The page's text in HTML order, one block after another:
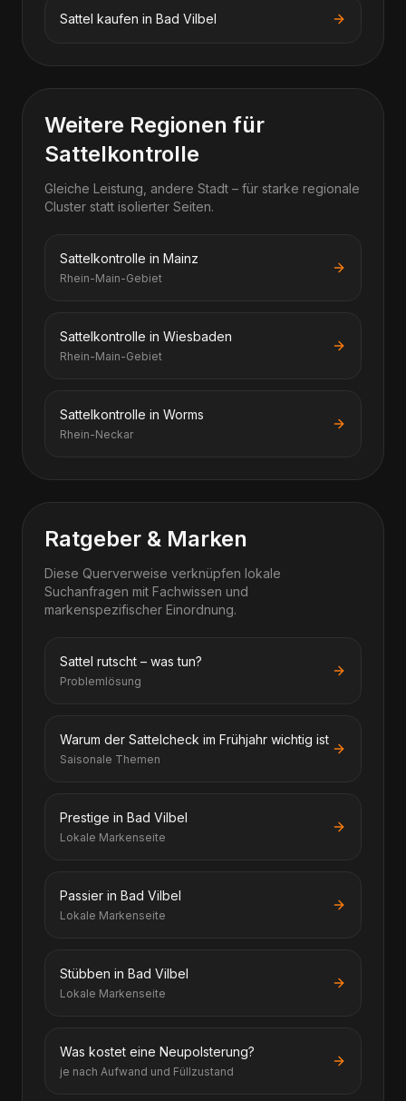
Sattel kaufen in Bad Vilbel
Weitere Regionen für
Sattelkontrolle
Gleiche Leistung, andere Stadt – für starke regionale
Cluster statt isolierter Seiten.
Sattelkontrolle in Mainz
Rhein-Main-Gebiet
Sattelkontrolle in Wiesbaden
Rhein-Main-Gebiet
Sattelkontrolle in Worms
Rhein-Neckar
Ratgeber & Marken
Diese Querverweise verknüpfen lokale
Suchanfragen mit Fachwissen und
markenspezifischer Einordnung.
Sattel rutscht – was tun?
Problemlösung
Warum der Sattelcheck im Frühjahr wichtig ist
Saisonale Themen
Prestige in Bad Vilbel
Lokale Markenseite
Passier in Bad Vilbel
Lokale Markenseite
Stübben in Bad Vilbel
Lokale Markenseite
Was kostet eine Neupolsterung?
je nach Aufwand und Füllzustand